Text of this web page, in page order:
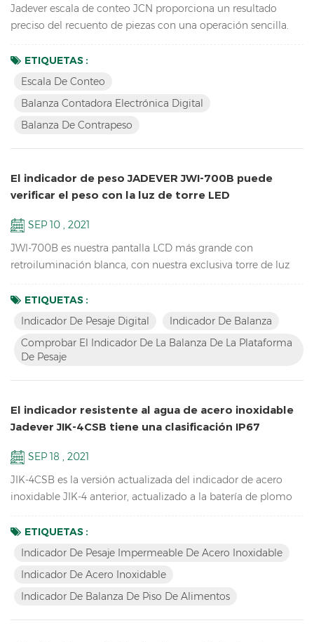
Jadever escala de conteo JCN proporciona un resultado
preciso del recuento de piezas con una operación sencilla.
rango de peso y ayudar a empaquetar rápidamente los
productos que vende. también puede enviar los datos de
Características: Inventario Escala de conteo de piezas
digitales ； L...
ETIQUETAS :
Escala De Conteo
Balanza Contadora Electrónica Digital
Balanza De Contrapeso
El indicador de peso JADEVER JWI-700B puede
verificar el peso con la luz de torre LED
SEP 10 , 2021
JWI-700B es nuestra pantalla LCD más grande con
retroiluminación blanca, con nuestra exclusiva torre de luz
verificación de peso HI LO OK para ayudarlo a empacar
rápidamente sus productos. Características Mayor inventario
plataforma de pesaje Resolución de hasta 1/15000 Diseño de
contorno a...
ETIQUETAS :
Indicador De Pesaje Digital
Indicador De Balanza
Comprobar El Indicador De La Balanza De La Plataforma
De Pesaje
El indicador resistente al agua de acero inoxidable
Jadever JIK-4CSB tiene una clasificación IP67
SEP 18 , 2021
JIK-4CSB es la versión actualizada del indicador de acero
inoxidable JIK-4 anterior, actualizado a la batería de plomo
prueba de agua, clasificación IP67 a prueba de agua,
también tiene la versión LED JIK-4ECSB. Características:
impermeable de acero inoxidable Estructura impermeable
de acero ino...
ETIQUETAS :
Indicador De Pesaje Impermeable De Acero Inoxidable
Indicador De Acero Inoxidable
Indicador De Balanza De Piso De Alimentos